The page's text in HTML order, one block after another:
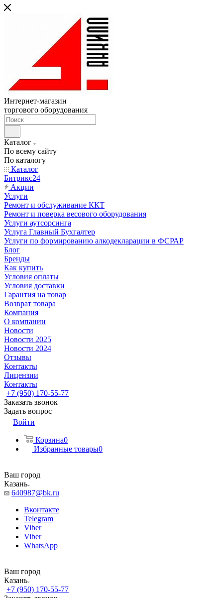
Интернет-магазин
торгового оборудования
Каталог
По всему сайту
По каталогу
Каталог
Битрикс24
Акции
Услуги
Ремонт и обслуживание ККТ
Ремонт и поверка весового оборудования
Услуги аутсорсинга
Услуга Главный Бухгалтер
Услуги по формированию алкодекларации в ФСРАР
Блог
Бренды
Как купить
Условия оплаты
Условия доставки
Гарантия на товар
Возврат товара
Компания
О компании
Новости
Новости 2025
Новости 2024
Отзывы
Контакты
Лицензии
Контакты
+7 (950) 170-55-77
Заказать звонок
Задать вопрос
Войти
Корзина0
Избранные товары0
Ваш город
Казань
640987@bk.ru
Вконтакте
Telegram
Viber
Viber
WhatsApp
Ваш город
Казань
+7 (950) 170-55-77